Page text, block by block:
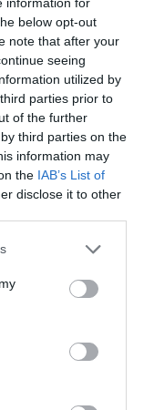
below opt-out
note that after your
seeing
utilized by
parties prior to
of the further
third parties on the
information may
the IAB’s List of
disclose it to other
a que vuelve a
trimestre récord
que ha
Ceuta es
en
acusa una ceutí
la
de
un trabajo